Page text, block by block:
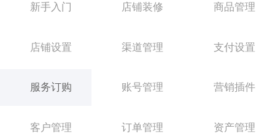
新手入门 店铺装修 商品管理
店铺设置 渠道管理 支付设置
服务订购 账号管理 营销插件
客户管理 订单管理 资产管理